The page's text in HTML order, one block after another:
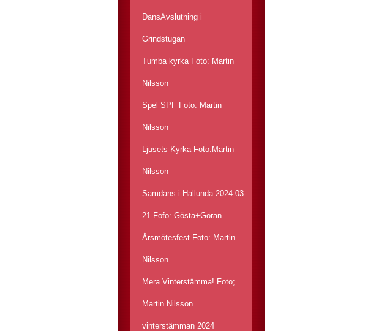
DansAvslutning i
Grindstugan
Tumba kyrka Foto: Martin
Nilsson
Spel SPF Foto: Martin
Nilsson
Ljusets Kyrka Foto:Martin
Nilsson
Samdans i Hallunda 2024-03-
21 Fofo: Gösta+Göran
Årsmötesfest Foto: Martin
Nilsson
Mera Vinterstämma! Foto;
Martin Nilsson
vinterstämman 2024